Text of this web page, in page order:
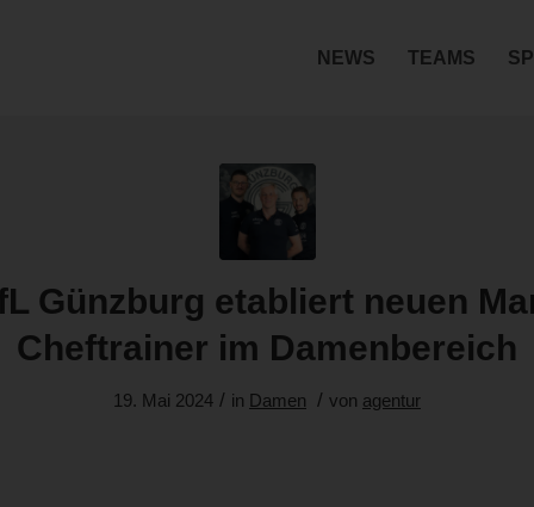
NEWS TEAMS
Günzburg etabliert neuen
Cheftrainer im Damenbereich
19. Mai 2024 / in Damen / von agentur